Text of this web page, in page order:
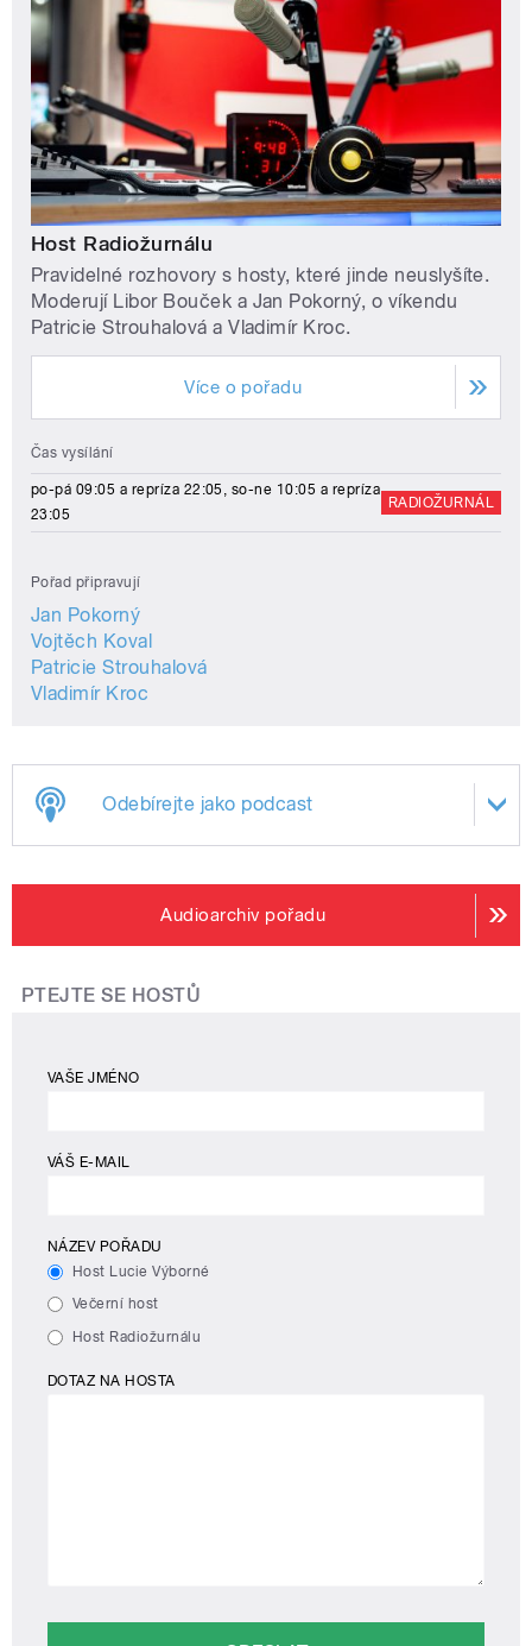
Host Radiožurnálu
Pravidelné rozhovory s hosty, které jinde neuslyšíte.
Moderují Libor Bouček a Jan Pokorný, o víkendu
Patricie Strouhalová a Vladimír Kroc.
Více o pořadu
Čas vysílání
po-pá 09:05 a repríza 22:05, so-ne 10:05 a repríza
23:05
RADIOŽURNÁL
Pořad připravují
Jan Pokorný
Vojtěch Koval
Patricie Strouhalová
Vladimír Kroc
Odebírejte jako podcast
Audioarchiv pořadu
PTEJTE SE HOSTŮ
VAŠE JMÉNO
VÁŠ E-MAIL
NÁZEV POŘADU
Host Lucie Výborné
Večerní host
Host Radiožurnálu
DOTAZ NA HOSTA